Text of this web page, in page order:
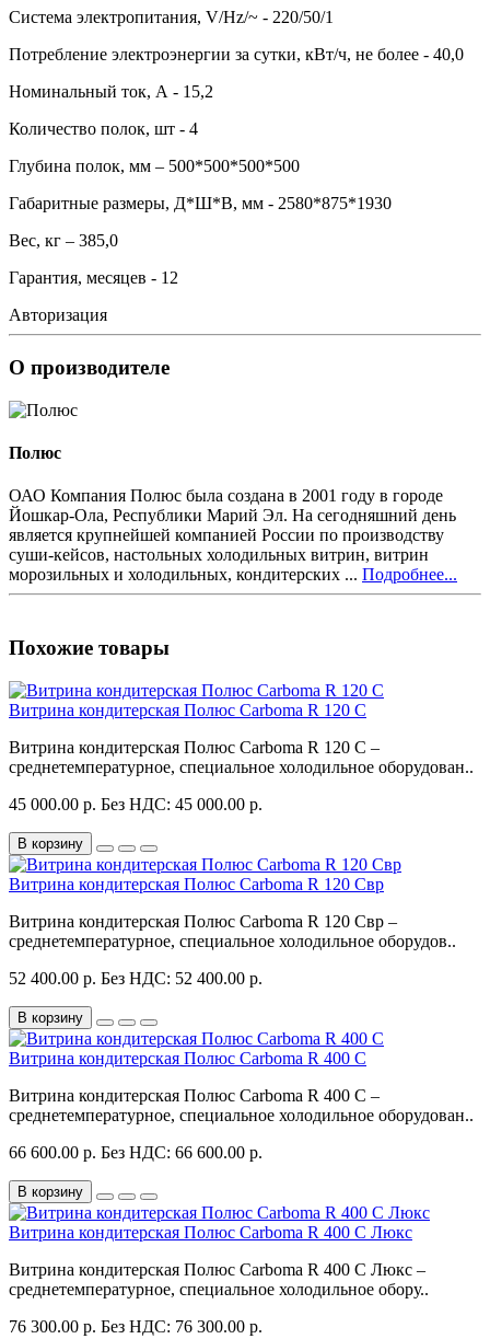
Система электропитания, V/Hz/~ - 220/50/1
Потребление электроэнергии за сутки, кВт/ч, не более - 40,0
Номинальный ток, А - 15,2
Количество полок, шт - 4
Глубина полок, мм – 500*500*500*500
Габаритные размеры, Д*Ш*В, мм - 2580*875*1930
Вес, кг – 385,0
Гарантия, месяцев - 12
Авторизация
О производителе
Полюс
ОАО Компания Полюс была создана в 2001 году в городе
Йошкар-Ола, Республики Марий Эл. На сегодняшний день
является крупнейшей компанией России по производству
суши-кейсов, настольных холодильных витрин, витрин
морозильных и холодильных, кондитерских ... Подробнее...
Похожие товары
Витрина кондитерская Полюс Carboma R 120 C
Витрина кондитерская Полюс Carboma R 120 C –
среднетемпературное, специальное холодильное оборудован..
45 000.00 р. Без НДС: 45 000.00 р.
В корзину
Витрина кондитерская Полюс Carboma R 120 Cвp
Витрина кондитерская Полюс Carboma R 120 Cвр –
среднетемпературное, специальное холодильное оборудов..
52 400.00 р. Без НДС: 52 400.00 р.
В корзину
Витрина кондитерская Полюс Carboma R 400 C
Витрина кондитерская Полюс Carboma R 400 C –
среднетемпературное, специальное холодильное оборудован..
66 600.00 р. Без НДС: 66 600.00 р.
В корзину
Витрина кондитерская Полюс Carboma R 400 C Люкс
Витрина кондитерская Полюс Carboma R 400 C Люкс –
среднетемпературное, специальное холодильное обору..
76 300.00 р. Без НДС: 76 300.00 р.